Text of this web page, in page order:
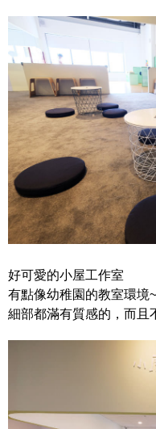
好可愛的小屋工作室
有點像幼稚園的教室環境~
細部都滿有質感的，而且